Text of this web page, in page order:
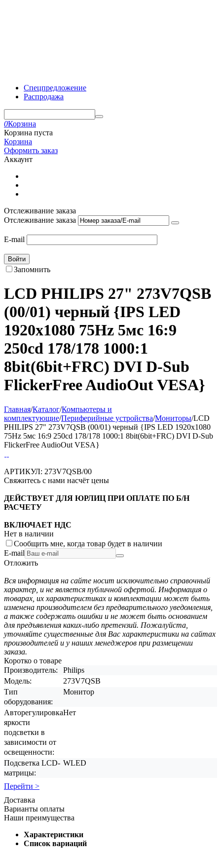
Спецпредложение
Распродажа
0Корзина
Корзина пуста
Корзина
Оформить заказ
Аккаунт
Отслеживание заказа
Отслеживание заказа
E-mail
Войти
Запомнить
LCD PHILIPS 27" 273V7QSB
(00/01) черный {IPS LED
1920x1080 75Hz 5мс 16:9
250cd 178/178 1000:1
8bit(6bit+FRC) DVI D-Sub
FlickerFree AudioOut VESA}
Главная/Каталог/Компьютеры и
комплектующие/Периферийные устройства/Мониторы/LCD
PHILIPS 27" 273V7QSB (00/01) черный {IPS LED 1920x1080
75Hz 5мс 16:9 250cd 178/178 1000:1 8bit(6bit+FRC) DVI D-Sub
FlickerFree AudioOut VESA}
АРТИКУЛ: 273V7QSB/00
Свяжитесь с нами насчёт цены
ДЕЙСТВУЕТ ДЛЯ ЮРЛИЦ ПРИ ОПЛАТЕ ПО Б/Н
РАСЧЕТУ
ВКЛЮЧАЕТ НДС
Нет в наличии
Сообщить мне, когда товар будет в наличии
E-mail
Отложить
Вся информация на сайте носит исключительно справочный
характер, и не является публичной офертой. Информация о
товарах, их характеристиках и комплектации может быть
изменена производителем без предварительного уведомления,
а также содержать ошибки и не может быть основанием
для предъявления каких-либо претензий. Пожалуйста,
уточняйте существенные для Вас характеристики на сайтах
производителей и у наших менеджеров при размещении
заказа.
Коротко о товаре
Производитель:
Philips
Модель:
273V7QSB
Тип
оборудования:
Монитор
Авторегулировка
яркости
подсветки в
зависимости от
освещенности:
Нет
Подсветка LCD-
матрицы:
WLED
Перейти >
Доставка
Варианты оплаты
Наши преимущества
Характеристики
Список вариаций